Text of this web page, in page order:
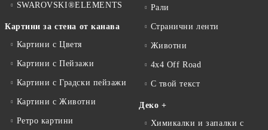
SWAROVSKI®ELEMENTS
Картини за стена от канава
Картини с Цветя
Картини с Пейзажи
Картини с Градски пейзажи
Картини с Животни
Ретро картини
Рали
Странични ленти
Животни
4x4 Off Road
С твой текст
Деко +
Химикалки и запалки с